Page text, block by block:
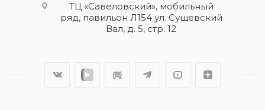
ТЦ «Савеловский», мобильный
ряд, павильон Л154 ул. Сущевский
Вал, д. 5, стр. 12